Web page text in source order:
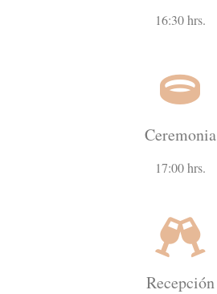
16:30 hrs.
Ceremonia
17:00 hrs.
Recepción